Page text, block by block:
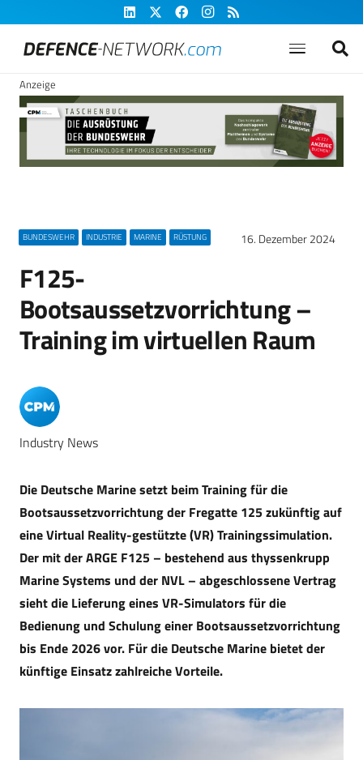
Anzeige
BUNDESWEHR INDUSTRIE MARINE RÜSTUNG 16. Dezember 2024
F125-
Bootsaussetzvorrichtung –
Training im virtuellen Raum
Industry News
Die Deutsche Marine setzt beim Training für die
Bootsaussetzvorrichtung der Fregatte 125 zukünftig auf
eine Virtual Reality-gestützte (VR) Trainingssimulation.
Der mit der ARGE F125 – bestehend aus thyssenkrupp
Marine Systems und der NVL – abgeschlossene Vertrag
sieht die Lieferung eines VR-Simulators für die
Bedienung und Schulung einer Bootsaussetzvorrichtung
bis Ende 2026 vor. Für die Deutsche Marine bietet der
künftige Einsatz zahlreiche Vorteile.